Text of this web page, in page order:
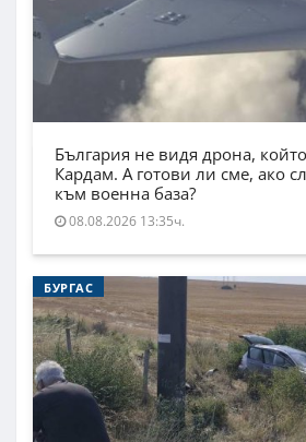
България не видя дрона,
Кардам. А готови ли сме, ако
към военна база?
08.08.2026 13:35ч.
БУРГАС